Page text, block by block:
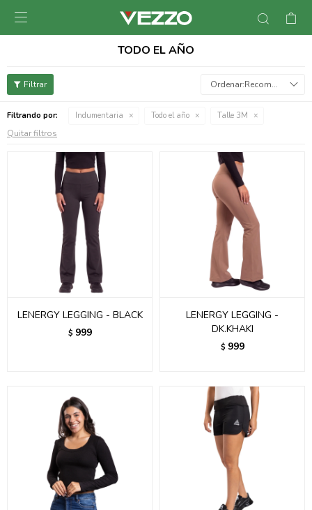

TODO EL AÑO
Recomendados
Filtrando por: Indumentaria Todo el año Talle 3M
Quitar filtros
LENERGY LEGGING - BLACK
$ 999
LENERGY LEGGING -
DK.KHAKI
$ 999